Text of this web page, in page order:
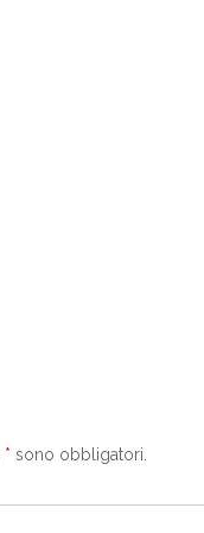
* sono obbligatori.